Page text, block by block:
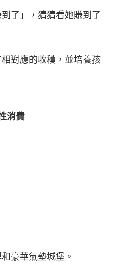
了」，猜猜看她賺到了
對應的收穫，並培養孩
消費
豪華氣墊城堡。